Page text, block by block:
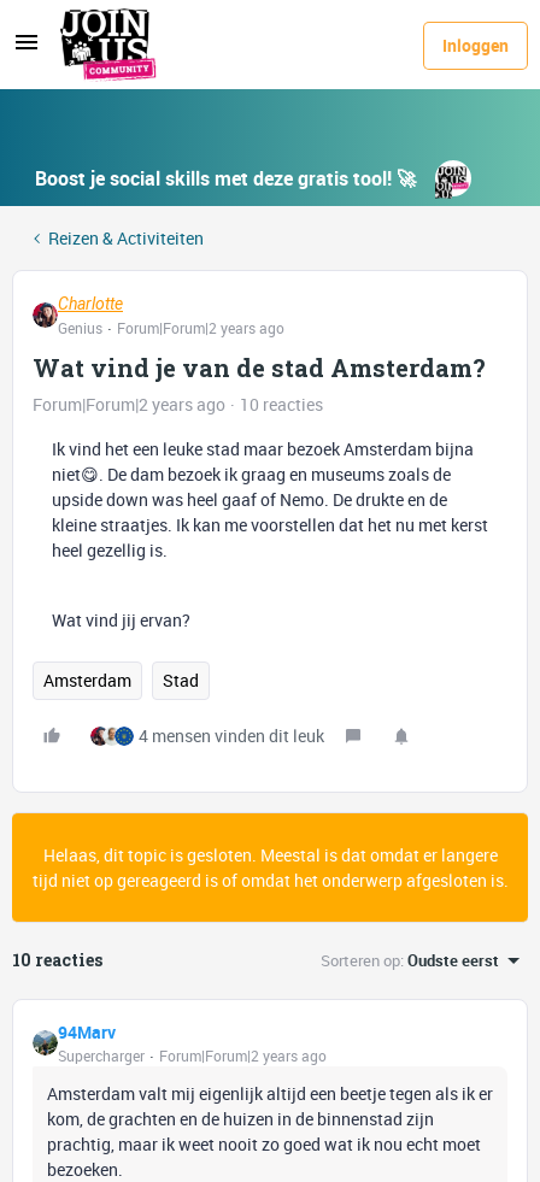
Inloggen
Boost je social skills met deze gratis tool! 🚀
Reizen & Activiteiten
Charlotte
Genius
Forum|Forum|2 years ago
Wat vind je van de stad Amsterdam?
Forum|Forum|2 years ago
10 reacties
Ik vind het een leuke stad maar bezoek Amsterdam bijna
niet😋. De dam bezoek ik graag en museums zoals de
upside down was heel gaaf of Nemo. De drukte en de
kleine straatjes. Ik kan me voorstellen dat het nu met kerst
heel gezellig is.
Wat vind jij ervan?
Amsterdam Stad
4 mensen vinden dit leuk
Helaas, dit topic is gesloten. Meestal is dat omdat er langere
tijd niet op gereageerd is of omdat het onderwerp afgesloten is.
10 reacties Sorteren op:Oudste eerst
94Marv
Supercharger Forum|Forum|2 years ago
Amsterdam valt mij eigenlijk altijd een beetje tegen als ik er
kom, de grachten en de huizen in de binnenstad zijn
prachtig, maar ik weet nooit zo goed wat ik nou echt moet
bezoeken.